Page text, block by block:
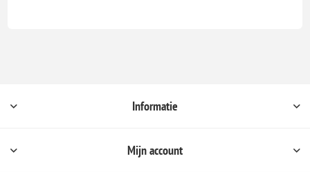
Informatie
Mijn account